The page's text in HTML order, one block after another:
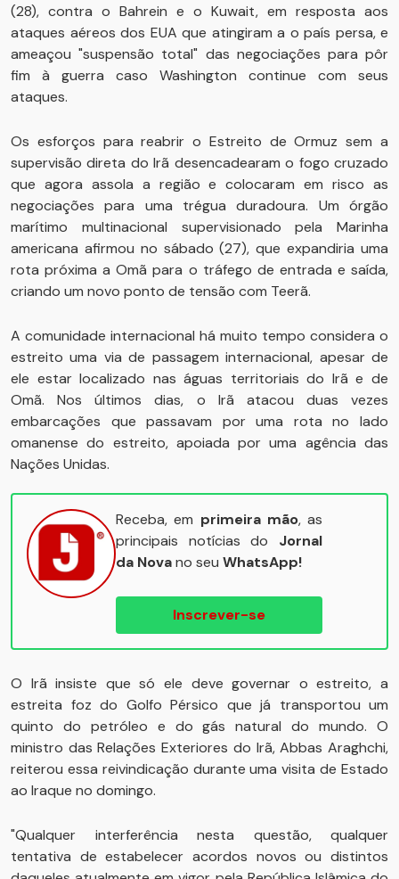
(28), contra o Bahrein e o Kuwait, em resposta aos
ataques aéreos dos EUA que atingiram a o país persa, e
ameaçou "suspensão total" das negociações para pôr
fim à guerra caso Washington continue com seus
ataques.
Os esforços para reabrir o Estreito de Ormuz sem a
supervisão direta do Irã desencadearam o fogo cruzado
que agora assola a região e colocaram em risco as
negociações para uma trégua duradoura. Um órgão
marítimo multinacional supervisionado pela Marinha
americana afirmou no sábado (27), que expandiria uma
rota próxima a Omã para o tráfego de entrada e saída,
criando um novo ponto de tensão com Teerã.
A comunidade internacional há muito tempo considera o
estreito uma via de passagem internacional, apesar de
ele estar localizado nas águas territoriais do Irã e de
Omã. Nos últimos dias, o Irã atacou duas vezes
embarcações que passavam por uma rota no lado
omanense do estreito, apoiada por uma agência das
Nações Unidas.
Receba, em primeira mão, as
principais notícias do Jornal
da Novano seu WhatsApp!
Inscrever-se
O Irã insiste que só ele deve governar o estreito, a
estreita foz do Golfo Pérsico que já transportou um
quinto do petróleo e do gás natural do mundo. O
ministro das Relações Exteriores do Irã, Abbas Araghchi,
reiterou essa reivindicação durante uma visita de Estado
ao Iraque no domingo.
"Qualquer interferência nesta questão, qualquer
tentativa de estabelecer acordos novos ou distintos